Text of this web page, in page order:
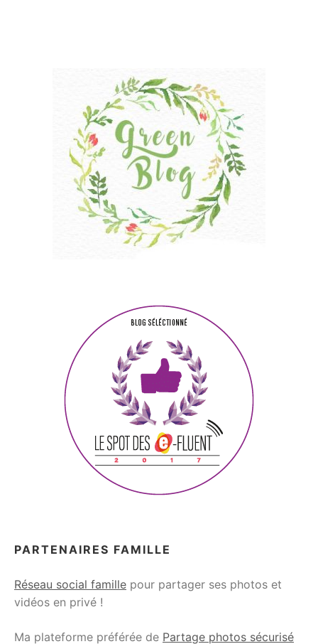
PARTENAIRES FAMILLE
Réseau social famille pour partager ses photos et
vidéos en privé !
Ma plateforme préférée de Partage photos sécurisé